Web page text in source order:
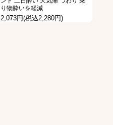
り物酔いを軽減
2,073円(税込2,280円)